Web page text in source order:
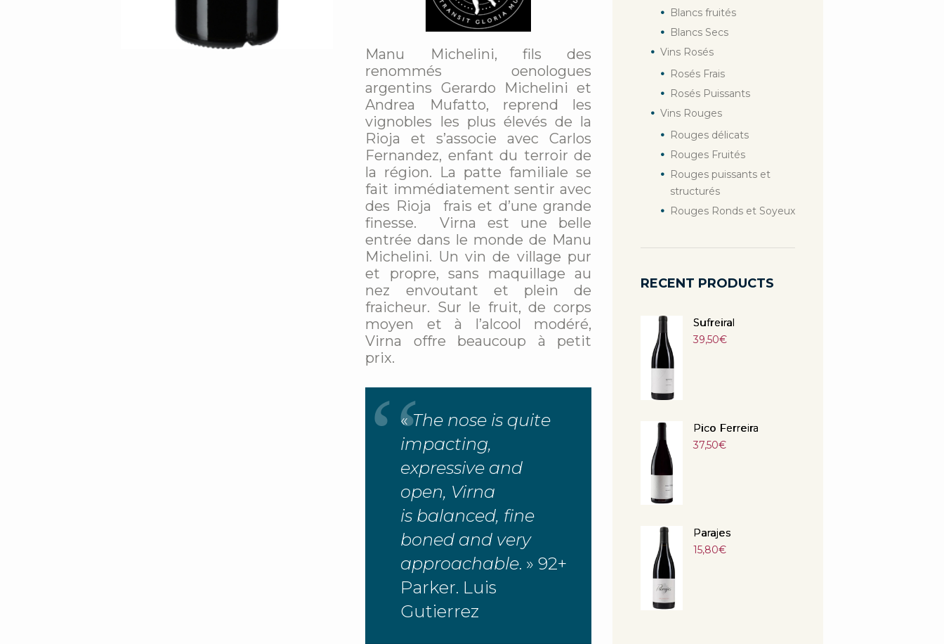
Manu Michelini, fils des
renommés oenologues
argentins Gerardo Michelini et
Andrea Mufatto, reprend les
vignobles les plus élevés de la
Rioja et s’associe avec Carlos
Fernandez, enfant du terroir de
la région. La patte familiale se
fait immédiatement sentir avec
des Rioja frais et d’une grande
finesse. Virna est une belle
entrée dans le monde de Manu
Michelini. Un vin de village pur
et propre, sans maquillage au
nez envoutant et plein de
fraicheur. Sur le fruit, de corps
moyen et à l’alcool modéré,
Virna offre beaucoup à petit
prix.
«The nose is quite
impacting,
expressive and
open, Virna
is balanced, fine
boned and very
approachable. » 92+
Parker. Luis
Gutierrez
Blancs fruités
Blancs Secs
Vins Rosés
Rosés Frais
Rosés Puissants
Vins Rouges
Rouges délicats
Rouges Fruités
Rouges puissants et
structurés
Rouges Ronds et Soyeux
RECENT PRODUCTS
Sufreiral
39,50€
Pico Ferreira
37,50€
Parajes
15,80€